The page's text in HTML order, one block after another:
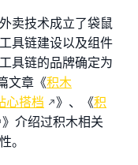
卖技术成立了袋鼠
具链建设以及组件
具链的品牌确定为
文章《积木
心搭档
》、《积
》介绍过积木相关
。